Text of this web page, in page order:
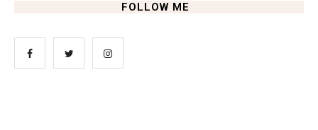
FOLLOW ME